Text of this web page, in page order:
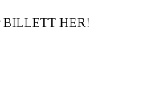
BILLETT HER!